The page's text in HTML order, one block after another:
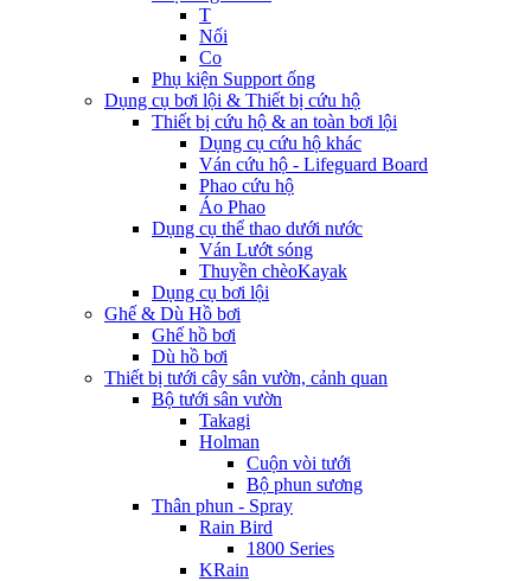
T
Nối
Co
Phụ kiện Support ống
Dụng cụ bơi lội & Thiết bị cứu hộ
Thiết bị cứu hộ & an toàn bơi lội
Dụng cụ cứu hộ khác
Ván cứu hộ - Lifeguard Board
Phao cứu hộ
Áo Phao
Dụng cụ thể thao dưới nước
Ván Lướt sóng
Thuyền chèoKayak
Dụng cụ bơi lội
Ghế & Dù Hồ bơi
Ghế hồ bơi
Dù hồ bơi
Thiết bị tưới cây sân vườn, cảnh quan
Bộ tưới sân vườn
Takagi
Holman
Cuộn vòi tưới
Bộ phun sương
Thân phun - Spray
Rain Bird
1800 Series
KRain